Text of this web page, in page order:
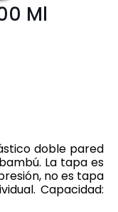
Ml
doble pared
La tapa es
no es tapa
Capacidad: